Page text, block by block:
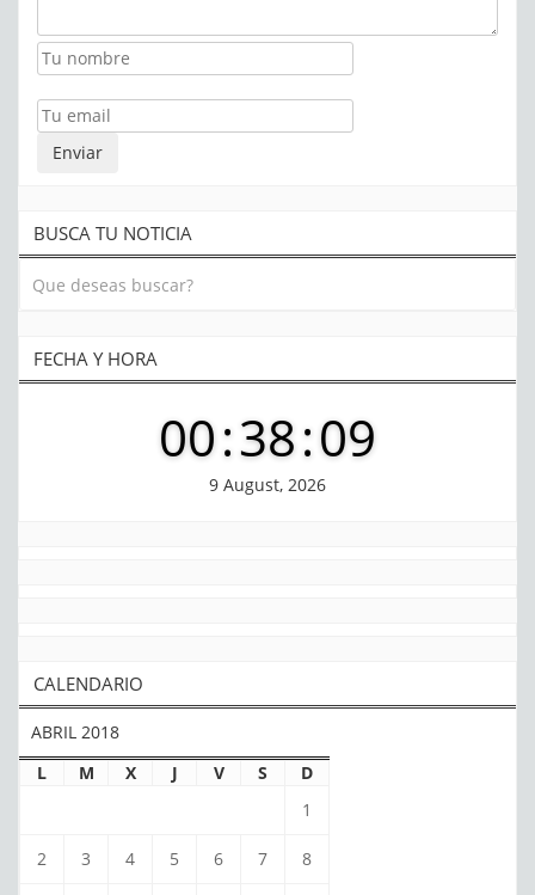
BUSCA TU NOTICIA
FECHA Y HORA
00:38:09
9 August, 2026
CALENDARIO
ABRIL 2018
L
M X J V S
D
1
2 3 4 5 6 7 8